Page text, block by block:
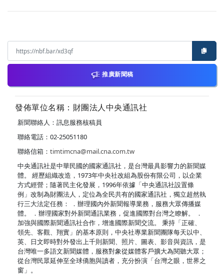
推廣新聞稿
發佈單位名稱：財團法人中央通訊社
新聞聯絡人：訊息服務核稿員
聯絡電話：02-25051180
聯絡信箱： timtimcna@mail.cna.com.tw
中央通訊社是中華民國的國家通訊社，是台灣最具影響力的新聞媒
體。 經歷組織改造，1973年中央社改組為股份有限公司，以企業
方式經營；隨著民主化發展，1996年依據「中央通訊社設置條
例」改制為財團法人，定位為全民共有的國家通訊社，獨立超然執
行三大法定任務： ．辦理國內外新聞報導業務，服務大眾傳播媒
體。 ．辦理國家對外新聞通訊業務，促進國際對台灣之瞭解。 ．
加強與國際新聞通訊社合作，增進國際新聞交流。 秉持「正確、
領先、客觀、翔實」的基本原則，中央社專業新聞團隊每天以中、
英、日文即時對外發出上千則新聞、照片、圖表、影音與資訊，是
台灣唯一多語文新聞媒體，服務對象從媒體客戶擴大為閱聽大眾；
從台灣民眾延伸至全球僑胞與讀者，充分扮演「台灣之眼，世界之
窗」。